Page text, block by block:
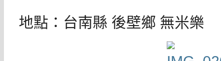
地點：台南縣 後壁鄉 無米樂